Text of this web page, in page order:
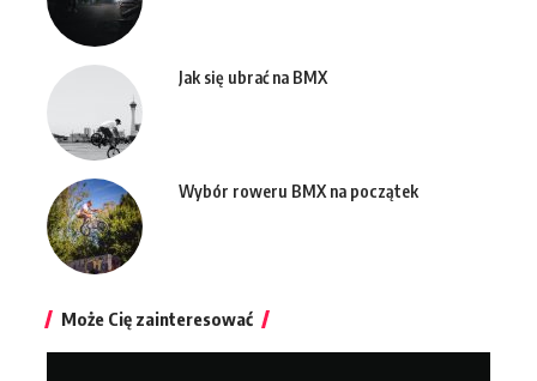
Jak się ubrać na BMX
Wybór roweru BMX na początek
Może Cię zainteresować